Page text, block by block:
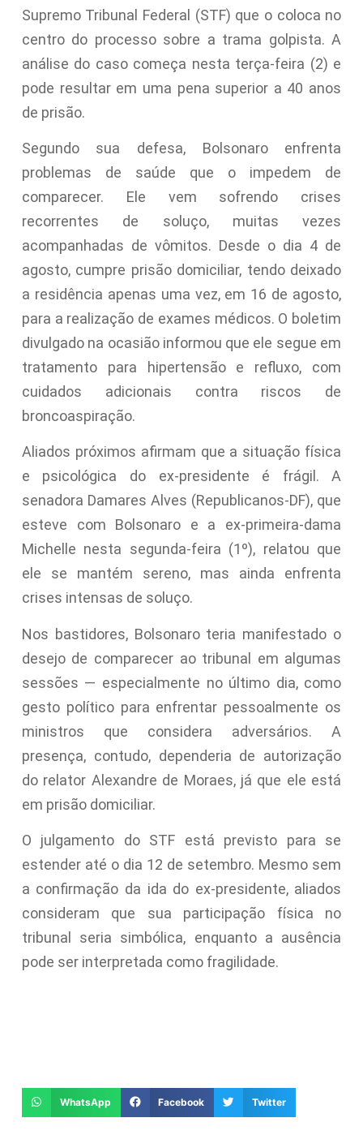
Supremo Tribunal Federal (STF) que o coloca no
centro do processo sobre a trama golpista. A
análise do caso começa nesta terça-feira (2) e
pode resultar em uma pena superior a 40 anos
de prisão.
Segundo sua defesa, Bolsonaro enfrenta
problemas de saúde que o impedem de
comparecer. Ele vem sofrendo crises
recorrentes de soluço, muitas vezes
acompanhadas de vômitos. Desde o dia 4 de
agosto, cumpre prisão domiciliar, tendo deixado
a residência apenas uma vez, em 16 de agosto,
para a realização de exames médicos. O boletim
divulgado na ocasião informou que ele segue em
tratamento para hipertensão e refluxo, com
cuidados adicionais contra riscos de
broncoaspiração.
Aliados próximos afirmam que a situação física
e psicológica do ex-presidente é frágil. A
senadora Damares Alves (Republicanos-DF), que
esteve com Bolsonaro e a ex-primeira-dama
Michelle nesta segunda-feira (1º), relatou que
ele se mantém sereno, mas ainda enfrenta
crises intensas de soluço.
Nos bastidores, Bolsonaro teria manifestado o
desejo de comparecer ao tribunal em algumas
sessões — especialmente no último dia, como
gesto político para enfrentar pessoalmente os
ministros que considera adversários. A
presença, contudo, dependeria de autorização
do relator Alexandre de Moraes, já que ele está
em prisão domiciliar.
O julgamento do STF está previsto para se
estender até o dia 12 de setembro. Mesmo sem
a confirmação da ida do ex-presidente, aliados
consideram que sua participação física no
tribunal seria simbólica, enquanto a ausência
pode ser interpretada como fragilidade.
WhatsApp Facebook Twitter